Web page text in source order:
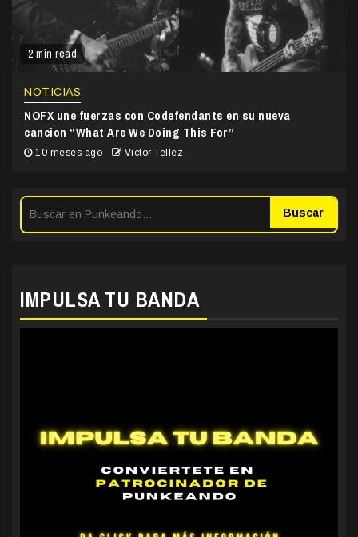
2 min read
NOTICIAS
NOFX une fuerzas con Codefendants en su nueva
cancion “What Are We Doing This For”
10 meses ago Victor Tellez
Buscar
IMPULSA TU BANDA